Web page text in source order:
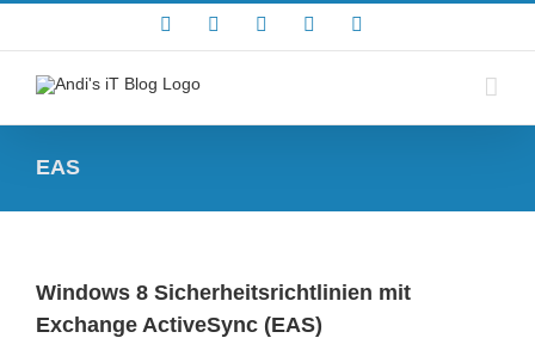
Facebook YouTube
EAS
Windows 8 Sicherheitsrichtlinien mit
Exchange ActiveSync (EAS)